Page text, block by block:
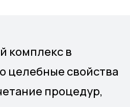
комплекс в
целебные свойства
процедур,